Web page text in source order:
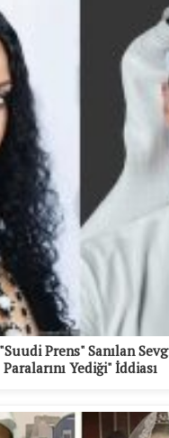
Prens" Sanılan
Paralarını Yediği" İddiası